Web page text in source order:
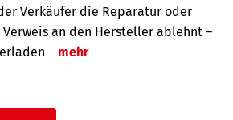
Verkäufer die Reparatur oder
an den Hersteller ablehnt –
mehr